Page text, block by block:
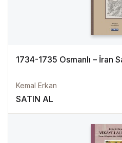
1734-1735 Osmanlı – İran
Kemal Erkan
SATIN AL